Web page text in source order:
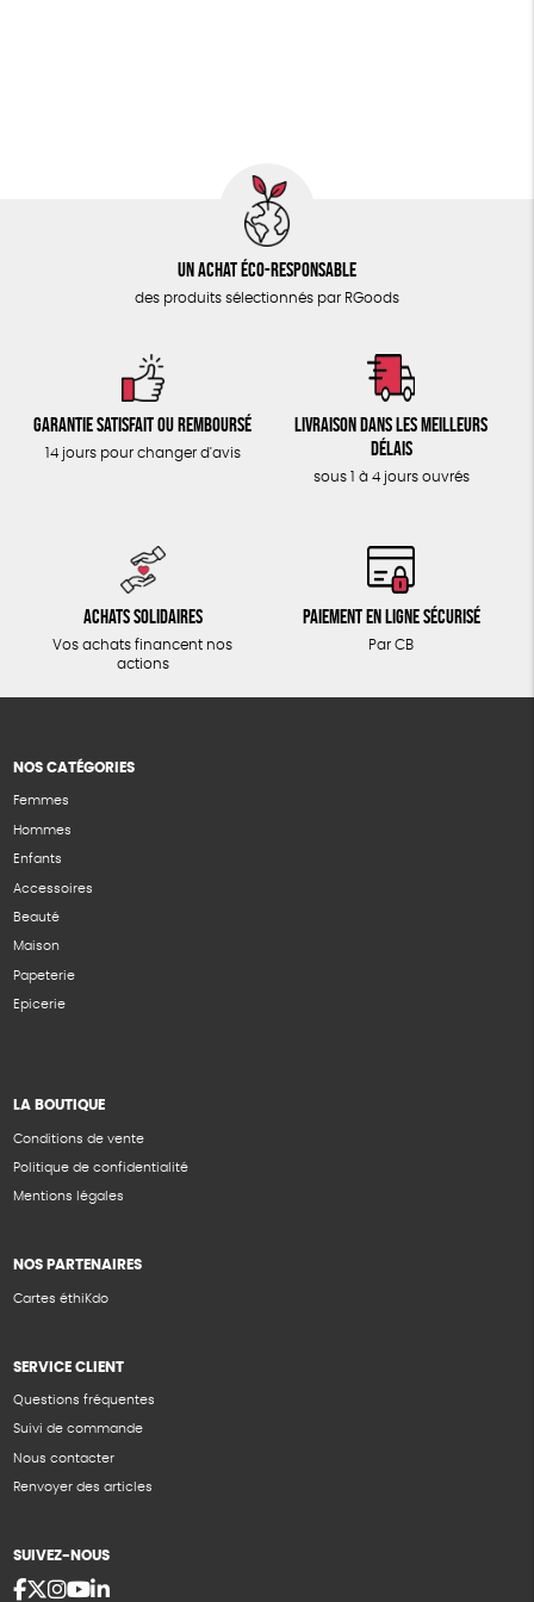
Un achat éco-responsable
des produits sélectionnés par RGoods
Garantie satisfait ou remboursé
14 jours pour changer d'avis
Livraison dans les meilleurs
délais
sous 1 à 4 jours ouvrés
Achats solidaires
Vos achats financent nos
actions
Paiement en ligne sécurisé
Par CB
NOS CATÉGORIES
Femmes
Hommes
Enfants
Accessoires
Beauté
Maison
Papeterie
Epicerie
LA BOUTIQUE
Conditions de vente
Politique de confidentialité
Mentions légales
NOS PARTENAIRES
Cartes éthiKdo
SERVICE CLIENT
Questions fréquentes
Suivi de commande
Nous contacter
Renvoyer des articles
SUIVEZ-NOUS